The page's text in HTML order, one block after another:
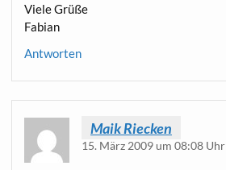
Vie­le Grüße
Fabian
Antworten
Maik Riecken
15. März 2009 um 08:08 Uhr